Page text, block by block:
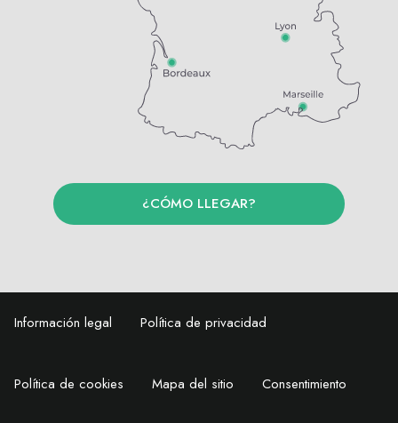
¿CÓMO LLEGAR?
Información legal Política de privacidad
Política de cookies Mapa del sitio Consentimiento